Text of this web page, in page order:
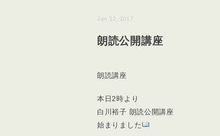
Jan 22, 2017
朗読公開講座
朗読講座
本日2時より
白川裕子 朗読公開講座
始まりました